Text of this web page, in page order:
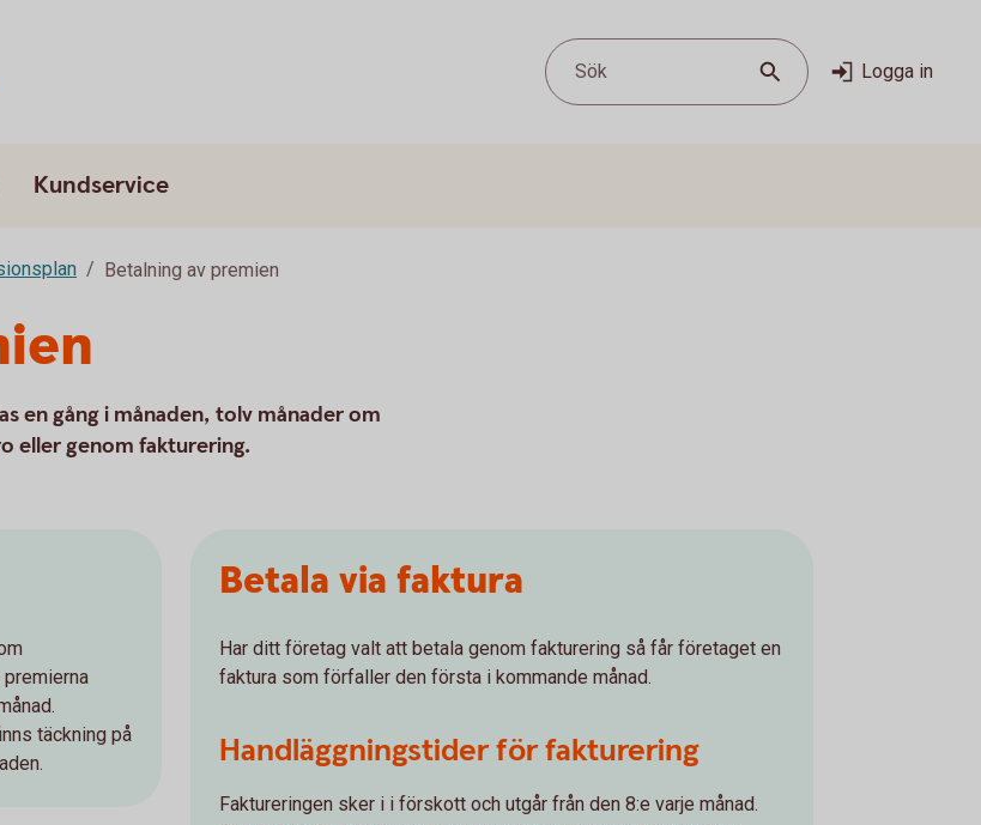
Sök Logga in
Kundservice
Betalning av premien
en gång i månaden, tolv månader om
eller genom fakturering.
täckning på
Betala via faktura
Har ditt företag valt att betala genom fakturering så får företaget en
faktura som förfaller den första i kommande månad.
Handläggningstider för fakturering
Faktureringen sker i i förskott och utgår från den 8:e varje månad.